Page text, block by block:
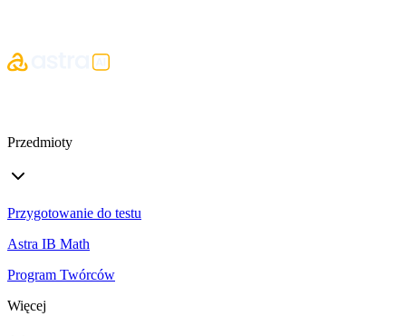
Przedmioty
Przygotowanie do testu
Astra IB Math
Program Twórców
Więcej